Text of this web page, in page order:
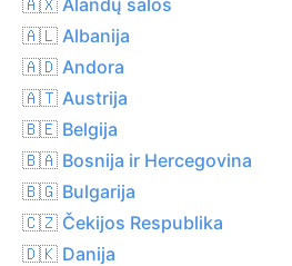
🇦🇱 Albanija
🇦🇩 Andora
🇦🇹 Austrija
🇧🇪 Belgija
🇧🇦 Bosnija ir Hercegovina
🇧🇬 Bulgarija
🇨🇿 Čekijos Respublika
🇩🇰 Danija